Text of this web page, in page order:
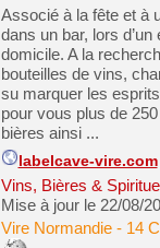
Associé à la fête et à
dans un bar, lors
domicile. A la
bouteilles de vins,
su marquer les
pour vous plus de
bières ainsi ...
labelcave-vire.com
Vins, Bières &
Mise à jour le 22/08/
Vire Normandie- 14